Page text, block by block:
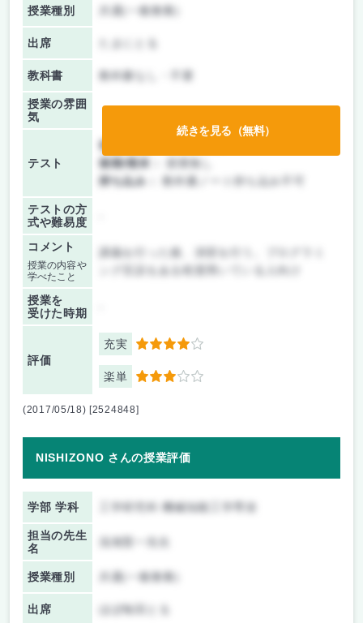
授業種別 共通(一般教養)
出席
教科書 教科書なし・不要
授業の雰囲
気
テスト
前期/中間：
後期/期末：
授業無し
持ち込み：
教科書ノート持ち込み不可
テストの方
式や難易度
コメント
授業の内容や
学べたこと
講義を行った後、演習を行う。プログラミ
ング言語をある程度用いている人向け
授業を
受けた時期
評価
充実 4
楽単 3
続きを見る（無料）
(2017/05/18) [2524848]
NISHIZONO さんの授業評価
学部 学科 工学研究科 機械知能工学専攻
担当の先生
名
授業種別 共通(一般教養)
出席 ほぼ毎回とる